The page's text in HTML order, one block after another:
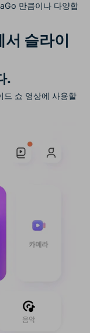
만큼이나 다양합
슬라이
.
드 쇼 영상에 사용할